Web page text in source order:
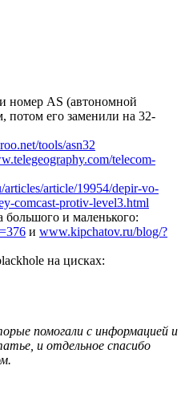
номер AS (автономной
его заменили на 32-
tools/asn32
telecom-
articles/article/19954/depir-vo-
comcast-protiv-level3.html
и маленького:
и www.kipchatov.ru/blog/?
на цисках:
помогали с информацией и
и отдельное спасибо